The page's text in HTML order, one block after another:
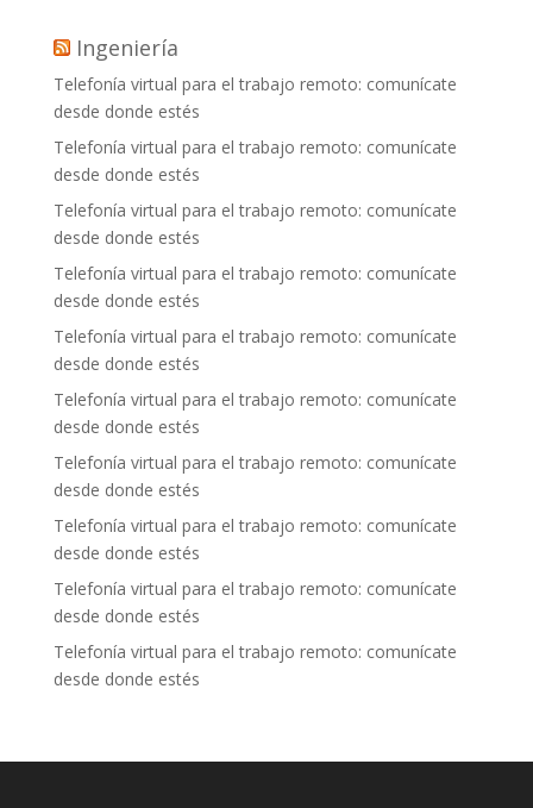
Ingeniería
Telefonía virtual para el trabajo remoto: comunícate
desde donde estés
Telefonía virtual para el trabajo remoto: comunícate
desde donde estés
Telefonía virtual para el trabajo remoto: comunícate
desde donde estés
Telefonía virtual para el trabajo remoto: comunícate
desde donde estés
Telefonía virtual para el trabajo remoto: comunícate
desde donde estés
Telefonía virtual para el trabajo remoto: comunícate
desde donde estés
Telefonía virtual para el trabajo remoto: comunícate
desde donde estés
Telefonía virtual para el trabajo remoto: comunícate
desde donde estés
Telefonía virtual para el trabajo remoto: comunícate
desde donde estés
Telefonía virtual para el trabajo remoto: comunícate
desde donde estés